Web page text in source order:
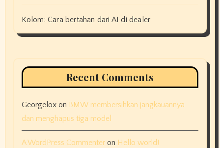
Kolom: Cara bertahan dari AI di dealer
Recent Comments
Georgeloxon BMW membersihkan jangkauannya
dan menghapus tiga model
A WordPress Commenteron Hello world!